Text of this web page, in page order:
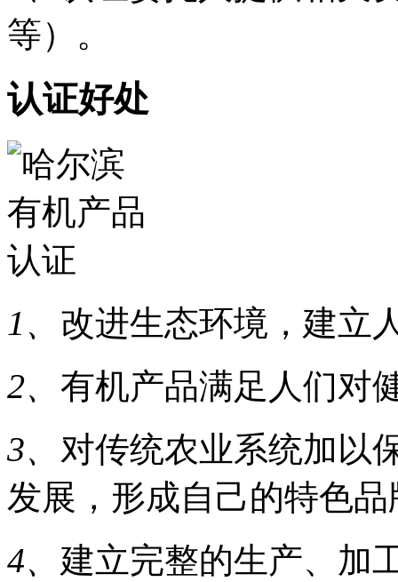
等）。
认证好处
1、 改进生态环境，建立
2、 有机产品满足人们对
3、 对传统农业系统加以
发展，形成自己的特色品
4、 建立完整的生产、加